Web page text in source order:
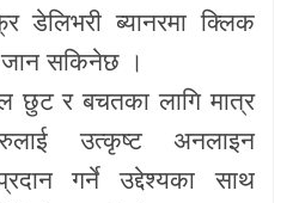
डेलिभरी ब्यानरमा क्लिक
जान सकिनेछ ।
छुट र बचतका लागि मात्र
उत्कृष्ट अनलाइन
गर्ने उद्देश्यका साथ